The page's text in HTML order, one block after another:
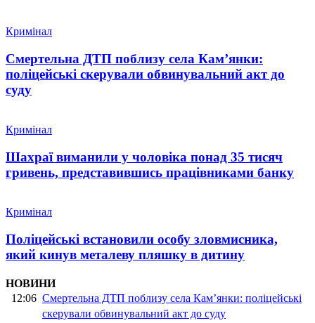
Кримінал
Смертельна ДТП поблизу села Кам’янки:
поліцейські скерували обвинувальний акт до
суду
Кримінал
Шахраї виманили у чоловіка понад 35 тисяч
гривень, представившись працівниками банку
Кримінал
Поліцейські встановили особу зловмисника,
який кинув металеву пляшку в дитину
НОВИНИ
12:06 Смертельна ДТП поблизу села Кам’янки: поліцейські
скерували обвинувальний акт до суду